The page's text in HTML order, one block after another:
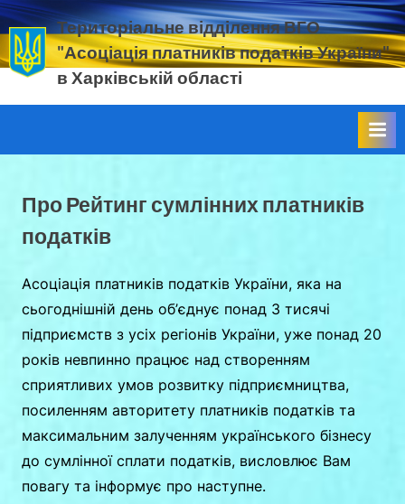
Skip
to
content
Територіальне відділення ВГО
"Асоціація платників податків України"
в Харківській області
ПДВ.
земельний
Про Рейтинг сумлінних платників
податків
Асоціація платників податків України, яка на
сьогоднішній день об’єднує понад 3 тисячі
підприємств з усіх регіонів України, уже понад 20
років невпинно працює над створенням
сприятливих умов розвитку підприємництва,
посиленням авторитету платників податків та
максимальним залученням українського бізнесу
до сумлінної сплати податків, висловлює Вам
повагу та інформує про наступне.